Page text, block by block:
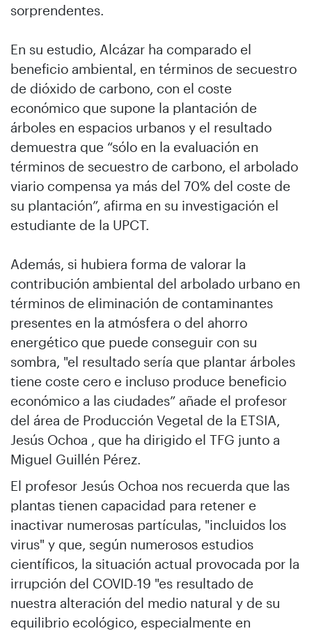
sorprendentes.
En su estudio, Alcázar ha comparado el
beneficio ambiental, en términos de secuestro
de dióxido de carbono, con el coste
económico que supone la plantación de
árboles en espacios urbanos y el resultado
demuestra que “sólo en la evaluación en
términos de secuestro de carbono, el arbolado
viario compensa ya más del 70% del coste de
su plantación”, afirma en su investigación el
estudiante de la UPCT.
Además, si hubiera forma de valorar la
contribución ambiental del arbolado urbano en
términos de eliminación de contaminantes
presentes en la atmósfera o del ahorro
energético que puede conseguir con su
sombra, "el resultado sería que plantar árboles
tiene coste cero e incluso produce beneficio
económico a las ciudades” añade el profesor
del área de Producción Vegetal de la ETSIA,
Jesús Ochoa , que ha dirigido el TFG junto a
Miguel Guillén Pérez.
El profesor Jesús Ochoa nos recuerda que las
plantas tienen capacidad para retener e
inactivar numerosas partículas, "incluidos los
virus" y que, según numerosos estudios
científicos, la situación actual provocada por la
irrupción del COVID-19 "es resultado de
nuestra alteración del medio natural y de su
equilibrio ecológico, especialmente en